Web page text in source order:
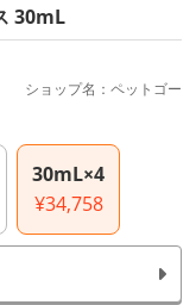
30mL
ショップ名：ペットゴー
30mL×4
¥34,758